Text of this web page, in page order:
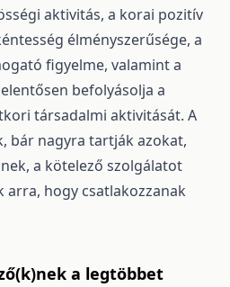
aktivitás, a korai pozitív
élményszerűsége, a
figyelme, valamint a
befolyásolja a
társadalmi aktivitását. A
bár nagyra tartják azokat,
a kötelező szolgálatot
hogy csatlakozzanak
a legtöbbet